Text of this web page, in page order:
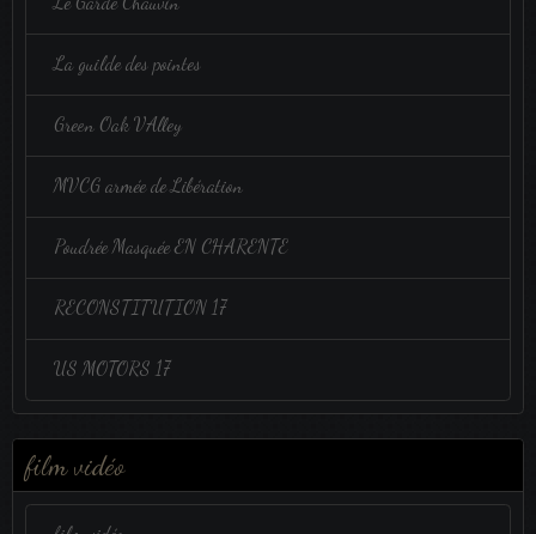
La guilde des pointes
Green Oak VAlley
MVCG armée de Libération
Poudrée Masquée EN CHARENTE
RECONSTITUTION 17
US MOTORS 17
film vidéo